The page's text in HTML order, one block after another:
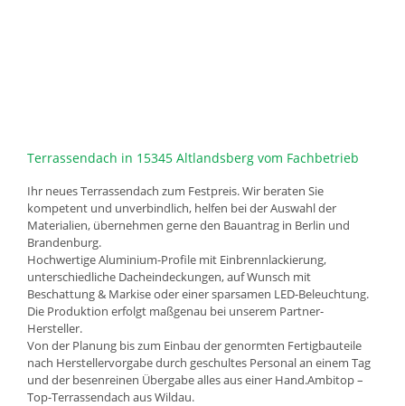
Terrassendach in 15345 Altlandsberg vom Fachbetrieb
Ihr neues Terrassendach zum Festpreis. Wir beraten Sie
kompetent und unverbindlich, helfen bei der Auswahl der
Materialien, übernehmen gerne den Bauantrag in Berlin und
Brandenburg.
Hochwertige Aluminium-Profile mit Einbrennlackierung,
unterschiedliche Dacheindeckungen, auf Wunsch mit
Beschattung & Markise oder einer sparsamen LED-Beleuchtung.
Die Produktion erfolgt maßgenau bei unserem Partner-
Hersteller.
Von der Planung bis zum Einbau der genormten Fertigbauteile
nach Herstellervorgabe durch geschultes Personal an einem Tag
und der besenreinen Übergabe alles aus einer Hand.Ambitop –
Top-Terrassendach aus Wildau.